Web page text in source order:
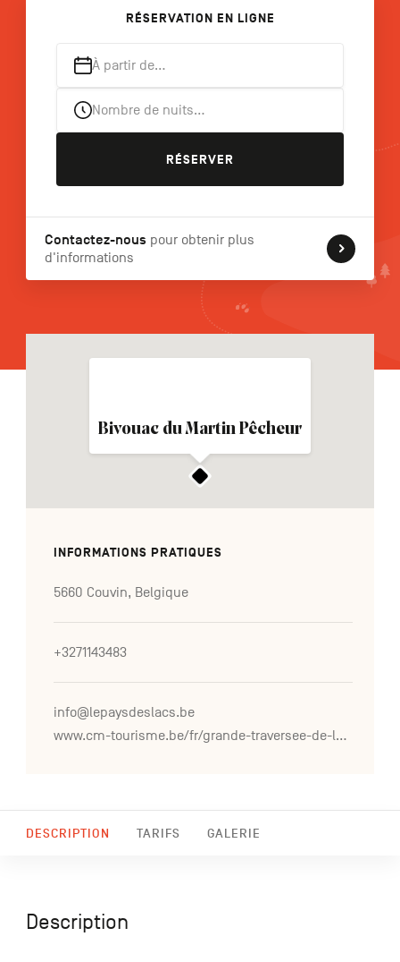
secondaire
RÉSERVATION EN LIGNE
À partir de…
Nombre de nuits…
RÉSERVER
Contactez-nous pour obtenir plus
d'informations
DESCRIPTION TARIFS GALERIE
Bivouac du Martin Pêcheur
INFORMATIONS PRATIQUES
5660 Couvin, Belgique
+3271143483
info@lepaysdeslacs.be
www.cm-tourisme.be/fr/grande-traversee-de-la-foret-du-pays-de-chimay
Description